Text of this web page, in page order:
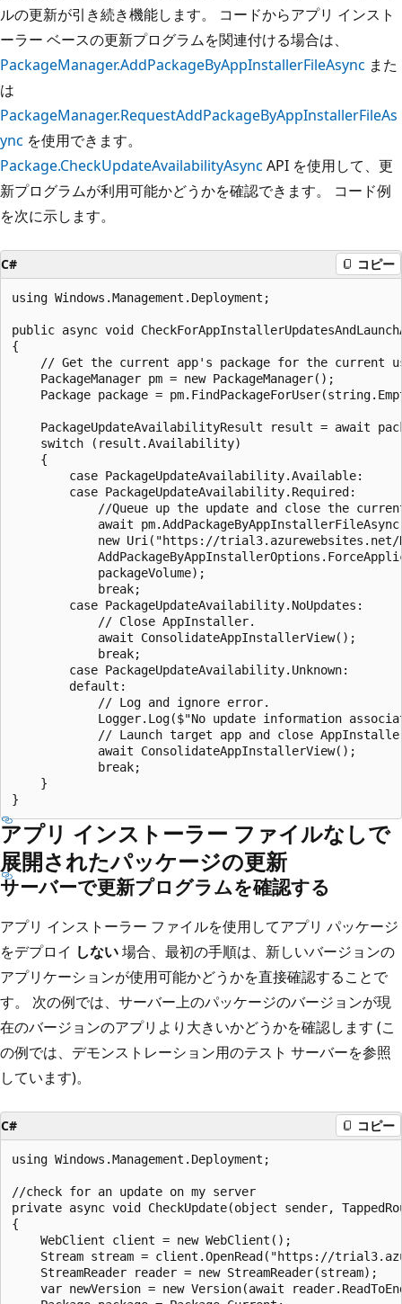
ルの更新が引き続き機能します。 コードからアプリ インスト
ーラー ベースの更新プログラムを関連付ける場合は、
PackageManager.AddPackageByAppInstallerFileAsync また
は
PackageManager.RequestAddPackageByAppInstallerFileAs
ync を使用できます。
Package.CheckUpdateAvailabilityAsync API を使用して、更
新プログラムが利用可能かどうかを確認できます。 コード例
を次に示します。
C# コピー
using Windows.Management.Deployment;
public async void
{
// Get the current app's package for the current
    PackageManager pm = new PackageManager();
Package package =
PackageUpdateAvailabilityResult result = await
    switch (result.Availability)
    {
        case PackageUpdateAvailability.Available:
        case PackageUpdateAvailability.Required:
//Queue up the update and close the
await
new Uri("https://
            packageVolume);
            break;
        case PackageUpdateAvailability.NoUpdates:
            // Close AppInstaller.
            await ConsolidateAppInstallerView();
            break;
        case PackageUpdateAvailability.Unknown:
        default:
            // Log and ignore error.
Logger.Log($"No update information
// Launch target app and close
            await ConsolidateAppInstallerView();
            break;
    }
アプリ インストーラー ファイルなしで
展開されたパッケージの更新
サーバーで更新プログラムを確認する
アプリ インストーラー ファイルを使用してアプリ パッケージ
をデプロイ しない場合、最初の手順は、新しいバージョンの
アプリケーションが使用可能かどうかを直接確認することで
す。 次の例では、サーバー上のパッケージのバージョンが現
在のバージョンのアプリより大きいかどうかを確認します (こ
の例では、デモンストレーション用のテスト サーバーを参照
しています)。
C# コピー
using Windows.Management.Deployment;
//check for an update on my server
private async void CheckUpdate(object sender,
{
    WebClient client = new WebClient();
Stream stream = client.OpenRead("https://
    StreamReader reader = new StreamReader(stream);
var newVersion = new Version(await